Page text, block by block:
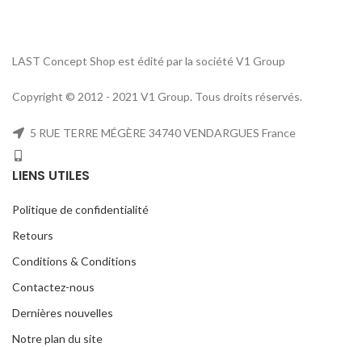
LAST Concept Shop est édité par la société V1 Group
Copyright © 2012 - 2021 V1 Group. Tous droits réservés.
5 RUE TERRE MÉGÈRE 34740 VENDARGUES France
LIENS UTILES
Politique de confidentialité
Retours
Conditions & Conditions
Contactez-nous
Dernières nouvelles
Notre plan du site